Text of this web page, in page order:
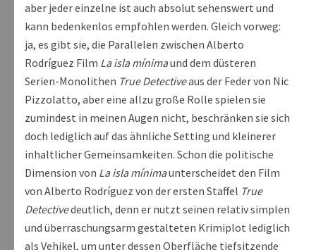
aber jeder einzelne ist auch absolut sehenswert und
kann bedenkenlos empfohlen werden. Gleich vorweg:
ja, es gibt sie, die Parallelen zwischen Alberto
Rodríguez Film La isla mínimaund dem düsteren
Serien-Monolithen True Detectiveaus der Feder von Nic
Pizzolatto, aber eine allzu große Rolle spielen sie
zumindest in meinen Augen nicht, beschränken sie sich
doch lediglich auf das ähnliche Setting und kleinerer
inhaltlicher Gemeinsamkeiten. Schon die politische
Dimension von La isla mínimaunterscheidet den Film
von Alberto Rodríguez von der ersten Staffel True
Detectivedeutlich, denn er nutzt seinen relativ simplen
und überraschungsarm gestalteten Krimiplot lediglich
als Vehikel, um unter dessen Oberfläche tiefsitzende